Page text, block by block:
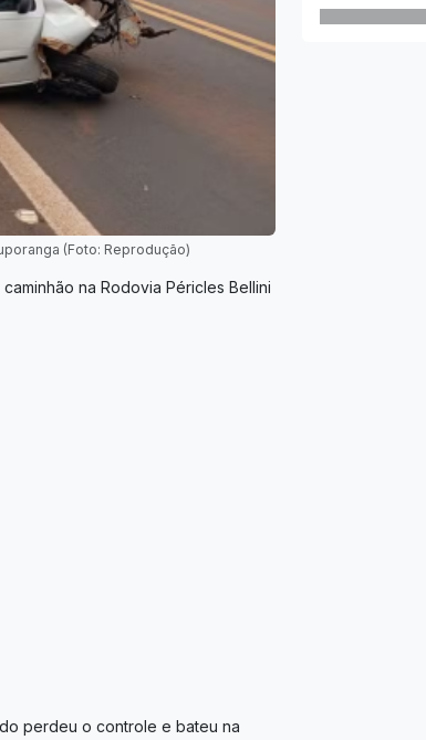
(Foto: Reprodução)
na Rodovia Péricles Bellini
perdeu o controle e bateu na